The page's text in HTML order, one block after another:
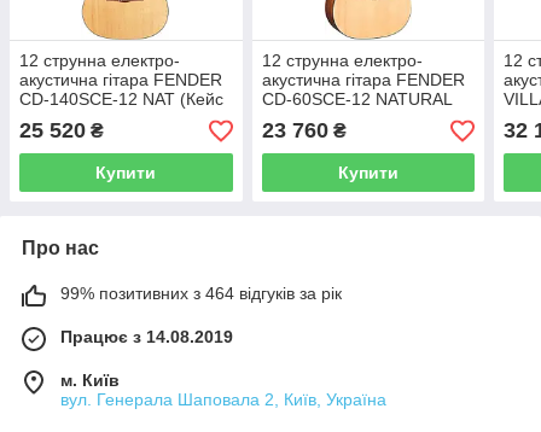
12 струнна електро-
акустична гітара FENDER
CD-140SCE-12 NAT (Кейс
в комплекті)
25 520 ₴
Купити
12 струнна електро-
акустична гітара FENDER
CD-60SCE-12 NATURAL
23 760₴
Купити
12
32
Про нас
99% позитивних з 464 відгуків за рік
Працює з 14.08.2019
м. Київ
вул. Генерала Шаповала 2, Київ, Україна